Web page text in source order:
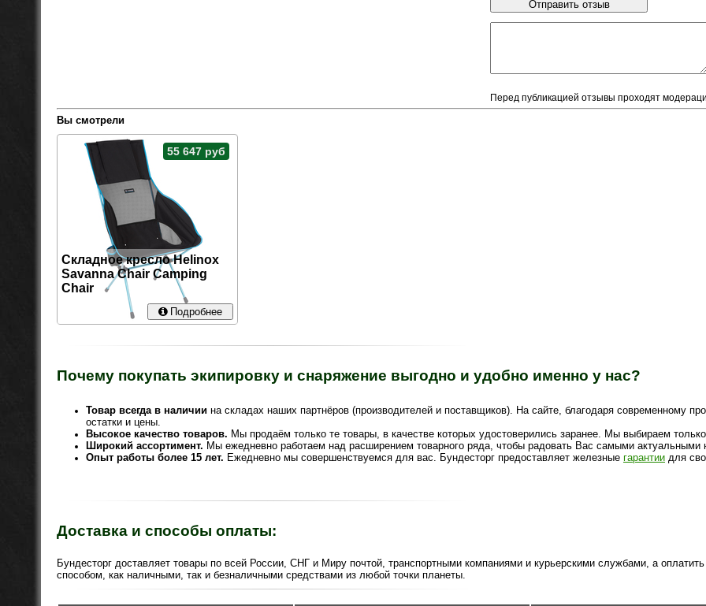
Перед публикацией отзывы проходят
Вы смотрели
Складное кресло Helinox
Savanna Chair Camping
Chair
Подробнее
55 647 руб
Почему покупать экипировку и снаряжение выгодно и удобно именно у нас?
Товар всегда в наличии на складах наших партнёров (производителей и поставщиков). На сайте, благодаря современному
остатки и цены.
Высокое качество товаров. Мы продаём только те товары, в качестве которых удостоверились заранее. Мы выбираем
Широкий ассортимент. Мы ежедневно работаем над расширением товарного ряда, чтобы радовать Вас самыми актуальными
Опыт работы более 15 лет. Ежедневно мы совершенствуемся для вас. Бундесторг предоставляет железные гарантии для
Доставка и способы оплаты:
Бундесторг доставляет товары по всей России, СНГ и Миру почтой, транспортными компаниями и курьерскими службами, а
способом, как наличными, так и безналичными средствами из любой точки планеты.